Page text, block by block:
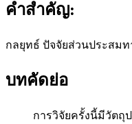
คำสำคัญ:
กลยุทธ์ ปัจจัยส่วนประสม
บทคัดย่อ
การวิจัยครั้งนี้มีวัตถุปร